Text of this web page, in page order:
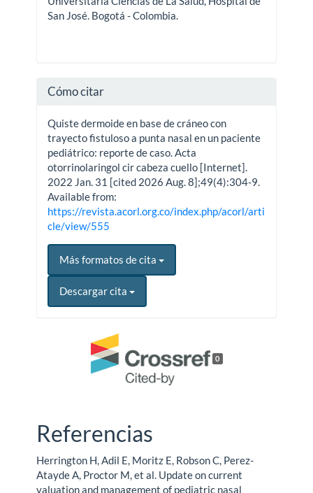
San José. Bogotá - Colombia.
Cómo citar
Quiste dermoide en base de cráneo con
trayecto fistuloso a punta nasal en un paciente
pediátrico: reporte de caso. Acta
otorrinolaringol cir cabeza cuello [Internet].
2022 Jan. 31 [cited 2026 Aug. 8];49(4):304-9.
Available from:
https://revista.acorl.org.co/index.php/acorl/arti
cle/view/555
Más formatos de cita
Descargar cita
0
Referencias
Herrington H, Adil E, Moritz E, Robson C, Perez-
Atayde A, Proctor M, et al. Update on current
valuation and management of pediatric nasal